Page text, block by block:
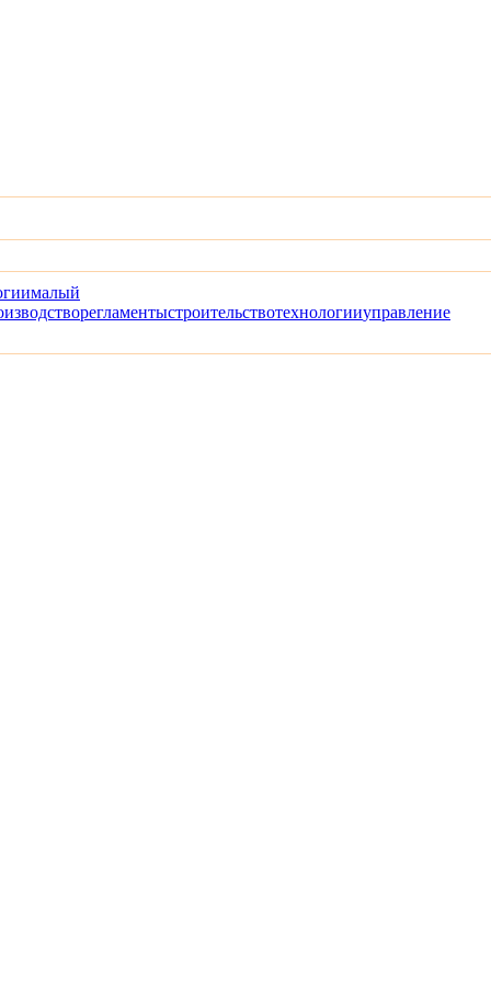
малый
регламентыстроительствотехнологииуправление